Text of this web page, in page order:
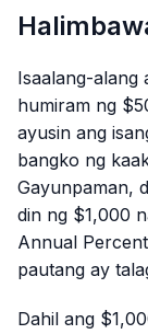
Isaalang-alang
humiram ng
ayusin ang
bangko ng
Gayunpaman,
din ng $1,000
Annual
pautang ay
Dahil ang